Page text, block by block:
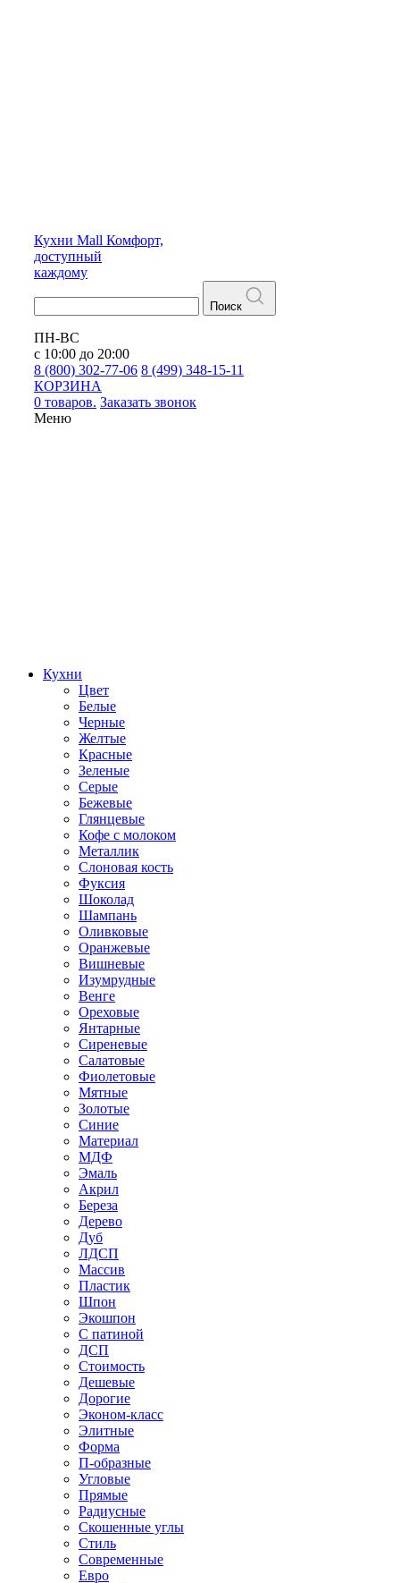
Кухни Mall Комфорт,
доступный
каждому
Поиск
ПН-ВС
с 10:00 до 20:00
8 (800) 302-77-06 8 (499) 348-15-11
КОРЗИНА
0 товаров. Заказать звонок
Меню
Кухни
Цвет
Белые
Черные
Желтые
Красные
Зеленые
Серые
Бежевые
Глянцевые
Кофе с молоком
Металлик
Слоновая кость
Фуксия
Шоколад
Шампань
Оливковые
Оранжевые
Вишневые
Изумрудные
Венге
Ореховые
Янтарные
Сиреневые
Салатовые
Фиолетовые
Мятные
Золотые
Синие
Материал
МДФ
Эмаль
Акрил
Береза
Дерево
Дуб
ЛДСП
Массив
Пластик
Шпон
Экошпон
С патиной
ДСП
Стоимость
Дешевые
Дорогие
Эконом-класс
Элитные
Форма
П-образные
Угловые
Прямые
Радиусные
Скошенные углы
Стиль
Современные
Евро